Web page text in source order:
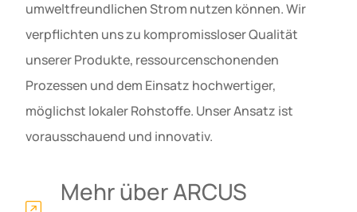
umweltfreundlichen Strom nutzen können. Wir
verpflichten uns zu kompromissloser Qualität
unserer Produkte, ressourcenschonenden
Prozessen und dem Einsatz hochwertiger,
möglichst lokaler Rohstoffe. Unser Ansatz ist
vorausschauend und innovativ.
Mehr über ARCUS